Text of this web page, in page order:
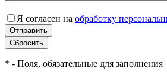
Я согласен на обработку
* - Поля, обязательные для заполнения